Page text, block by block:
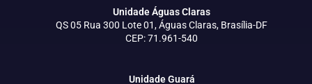
Unidade Águas Claras
QS 05 Rua 300 Lote 01, Águas Claras, Brasília-DF
CEP: 71.961-540
Unidade Guará